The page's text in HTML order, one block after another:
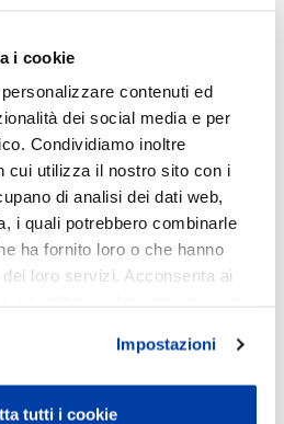
i cookie
contenuti ed
dei social media e per
Condividiamo inoltre
cui utilizza il nostro sito con i
di analisi dei dati web,
i quali potrebbero combinarle
ha fornito loro o che hanno
loro servizi. Acconsenta ai
Impostazioni
tutti i cookie
2022 del Banco. Un
per il nostro Istituto, che consolida il
a traguardi sempre più
nostro Istituto con fiducia, oltre che
impegnati a tutti i livelli per
valide soluzioni alla clientela.